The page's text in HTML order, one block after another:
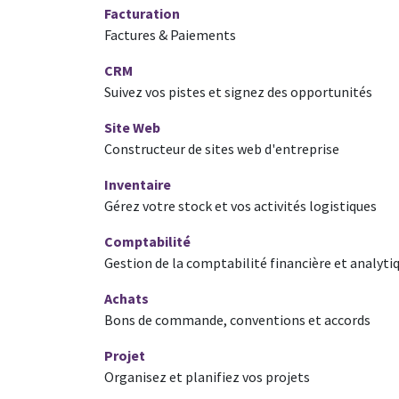
Facturation
Factures & Paiements
CRM
Suivez vos pistes et signez des opportunités
Site Web
Constructeur de sites web d'entreprise
Inventaire
Gérez votre stock et vos activités logistiques
Comptabilité
Gestion de la comptabilité financière et
Achats
Bons de commande, conventions et accords
Projet
Organisez et planifiez vos projets